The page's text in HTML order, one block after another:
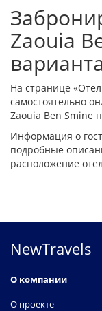
Zaouia
На странице
самостоятельно
Zaouia Ben Smine
Информация о
подробные
расположение
NewTravels
О компании
О проекте